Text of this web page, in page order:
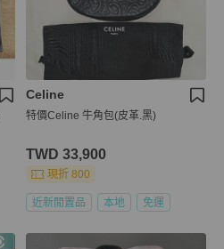
Celine
特價Celine 牛角包(皮革.黑)
TWD 33,900
現折 800
近新閒置品 本地 免運